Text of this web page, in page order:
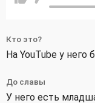
Кто это?
На YouTube у него
До славы
У него есть